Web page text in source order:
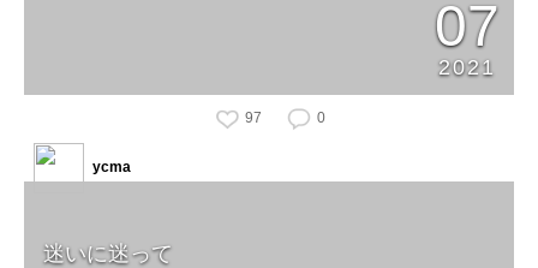
07
2021
97 0
迷いに迷って
ycma